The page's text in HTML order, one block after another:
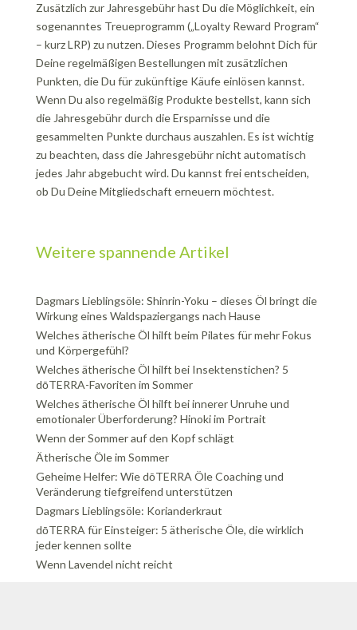
Zusätzlich zur Jahresgebühr hast Du die Möglichkeit, ein
sogenanntes Treueprogramm („Loyalty Reward Program“
– kurz LRP) zu nutzen. Dieses Programm belohnt Dich für
Deine regelmäßigen Bestellungen mit zusätzlichen
Punkten, die Du für zukünftige Käufe einlösen kannst.
Wenn Du also regelmäßig Produkte bestellst, kann sich
die Jahresgebühr durch die Ersparnisse und die
gesammelten Punkte durchaus auszahlen. Es ist wichtig
zu beachten, dass die Jahresgebühr nicht automatisch
jedes Jahr abgebucht wird. Du kannst frei entscheiden,
ob Du Deine Mitgliedschaft erneuern möchtest.
Weitere spannende Artikel
Dagmars Lieblingsöle: Shinrin-Yoku – dieses Öl bringt die
Wirkung eines Waldspaziergangs nach Hause
Welches ätherische Öl hilft beim Pilates für mehr Fokus
und Körpergefühl?
Welches ätherische Öl hilft bei Insektenstichen? 5
dōTERRA-Favoriten im Sommer
Welches ätherische Öl hilft bei innerer Unruhe und
emotionaler Überforderung? Hinoki im Portrait
Wenn der Sommer auf den Kopf schlägt
Ätherische Öle im Sommer
Geheime Helfer: Wie dōTERRA Öle Coaching und
Veränderung tiefgreifend unterstützen
Dagmars Lieblingsöle: Korianderkraut
dōTERRA für Einsteiger: 5 ätherische Öle, die wirklich
jeder kennen sollte
Wenn Lavendel nicht reicht